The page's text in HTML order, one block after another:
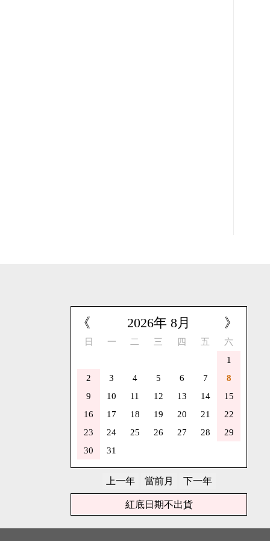
《 》
2026年8月
日 一 二 三 四 五
六
1
2
3 4 5 6 7
8
9
10 11 12 13 14
15
16
17 18 19 20 21
22
23
24 25 26 27 28
29
30
31
紅底日期不出貨